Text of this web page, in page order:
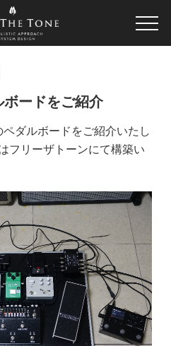
ードをご紹介
ダルボードをご紹介いたし
フリーザトーンにて構築い